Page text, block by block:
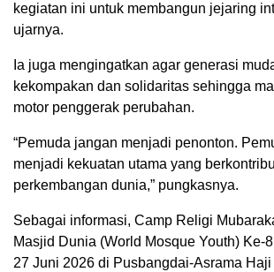
kegiatan ini untuk membangun jejaring
ujarnya.
Ia juga mengingatkan agar generasi
kekompakan dan solidaritas sehingga
motor penggerak perubahan.
“Pemuda jangan menjadi penonton.
menjadi kekuatan utama yang
perkembangan dunia,” pungkasnya.
Sebagai informasi, Camp Religi
Masjid Dunia (World Mosque Youth) Ke-
27 Juni 2026 di Pusbangdai-Asrama Haji